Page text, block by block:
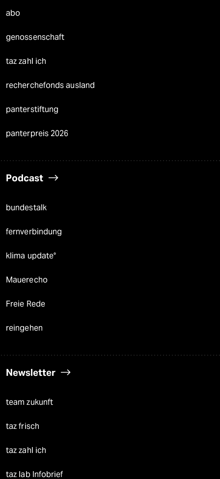
abo
genossenschaft
taz zahl ich
recherchefonds ausland
panterstiftung
panterpreis 2026
Podcast
bundestalk
fernverbindung
klima update°
Mauerecho
Freie Rede
reingehen
Newsletter
team zukunft
taz frisch
taz zahl ich
taz lab Infobrief